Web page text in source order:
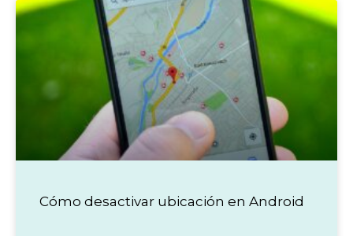
Cómo desactivar ubicación en Android